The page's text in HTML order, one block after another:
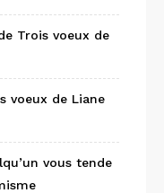
Trois voeux de
voeux de Liane
vous tende